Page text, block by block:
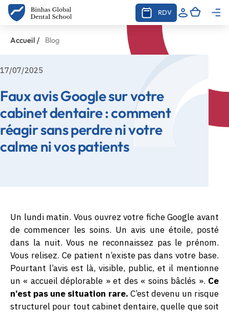
RDV
Accueil / Blog
17/07/2025
Faux avis Google sur votre
cabinet dentaire : comment
réagir sans perdre ni votre
calme ni vos patients
Un lundi matin. Vous ouvrez votre fiche Google avant
de commencer les soins. Un avis une étoile, posté
dans la nuit. Vous ne reconnaissez pas le prénom.
Vous relisez. Ce patient n’existe pas dans votre base.
Pourtant l’avis est là, visible, public, et il mentionne
un « accueil déplorable » et des « soins bâclés ». Ce
n’est pas une situation rare. C’est devenu un risque
structurel pour tout cabinet dentaire, quelle que soit